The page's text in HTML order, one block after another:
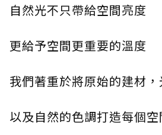
自然光不只帶給空間亮度
更給予空間更重要的溫度
我們著重於將原始的建材，
以及自然的色調打造每個空